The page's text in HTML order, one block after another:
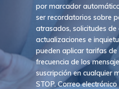
por marcador
ser recordatorios sobre
atrasados, solicitudes
actualizaciones e
pueden aplicar tarifas
frecuencia de los
suscripción en cualquier
STOP. Correo electrónico